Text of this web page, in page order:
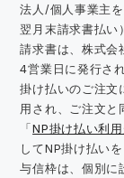
法人/個人事業主
翌月末請求書払い）
請求書は、株式会
4営業日に発行され
掛け払いのご注文
用され、ご注文と
「NP掛け払い利
してNP掛け払い
与信枠は、個別に